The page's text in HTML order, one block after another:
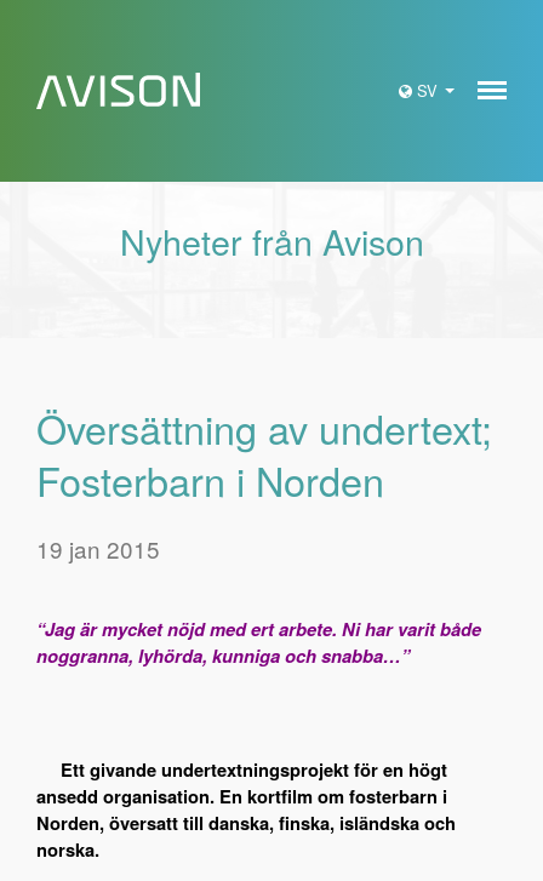
SV Meny
Nyheter från Avison
Översättning av undertext;
Fosterbarn i Norden
19 jan 2015
“Jag är mycket nöjd med ert arbete. Ni har varit både
noggranna, lyhörda, kunniga och snabba…”
Ett givande undertextningsprojekt för en högt
ansedd organisation. En kortfilm om fosterbarn i
Norden, översatt till danska, finska, isländska och
norska.